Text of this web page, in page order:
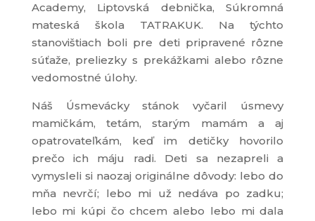
Academy, Liptovská debnička, Súkromná
mateská škola TATRAKUK. Na týchto
stanovištiach boli pre deti pripravené rôzne
súťaže, preliezky s prekážkami alebo rôzne
vedomostné úlohy.
Náš Úsmevácky stánok vyčaril úsmevy
mamičkám, tetám, starým mamám a aj
opatrovateľkám, keď im detičky hovorilo
prečo ich máju radi. Deti sa nezapreli a
vymysleli si naozaj originálne dôvody: lebo do
mňa nevrčí; lebo mi už nedáva po zadku;
lebo mi kúpi čo chcem alebo lebo mi dala